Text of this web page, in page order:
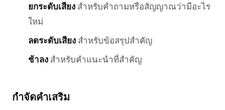
ยกระดับเสียง สำหรับคำถามหรือสัญญาณว่ามีอะไร
ใหม่
ลดระดับเสียง สำหรับข้อสรุปสำคัญ
ช้าลง สำหรับคำแนะนำที่สำคัญ
กำจัดคำเสริม